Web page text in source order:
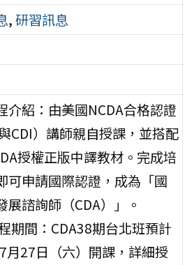
,研習訊息
介紹：由美國NCDA合格認證
與CDI）講師親自授課，並搭配
授權正版中譯教材。完成培
可申請國際認證，成為「國
展諮詢師（CDA）」。
期間：CDA38期台北班預計
月27日（六）開課，詳細授